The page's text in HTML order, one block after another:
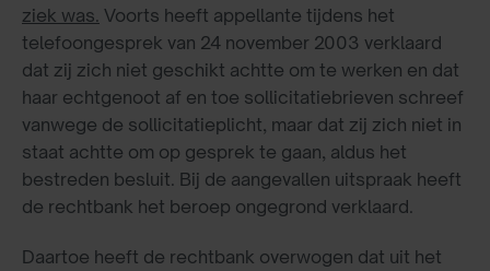
ziek was. Voorts heeft appellante tijdens het
telefoongesprek van 24 november 2003 verklaard
dat zij zich niet geschikt achtte om te werken en dat
haar echtgenoot af en toe sollicitatiebrieven schreef
vanwege de sollicitatieplicht, maar dat zij zich niet in
staat achtte om op gesprek te gaan, aldus het
bestreden besluit. Bij de aangevallen uitspraak heeft
de rechtbank het beroep ongegrond verklaard.
Daartoe heeft de rechtbank overwogen dat uit het